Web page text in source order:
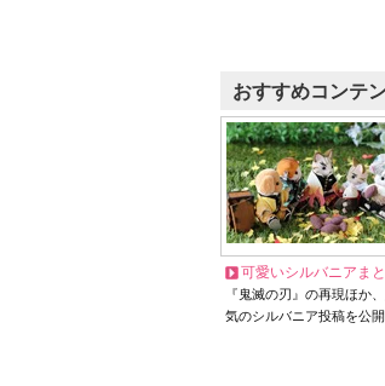
おすすめコンテ
可愛いシルバニアま
『鬼滅の刃』の再現ほか、
気のシルバニア投稿を公開